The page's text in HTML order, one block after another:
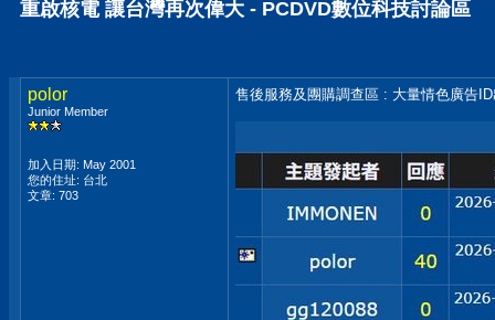
重啟核電 讓台灣再次偉大 - PCDVD數位科技討論區
polor
Junior Member
加入日期: May 2001
您的住址: 台北
文章: 703
售後服務及團購調查區 : 大量情色廣告